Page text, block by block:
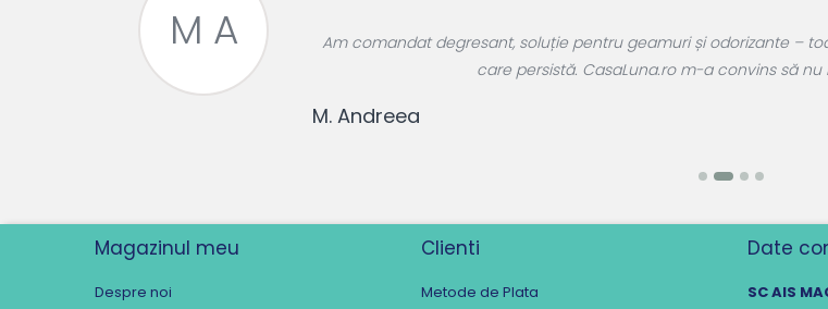
M A
M. Andreea
Am comandat degresant, soluție pentru geamuri și odorizante –
care persistă. CasaLuna.ro m-a convins să
Magazinul meu
Despre noi
Clienti
Metode de Plata
Date
SC AIS